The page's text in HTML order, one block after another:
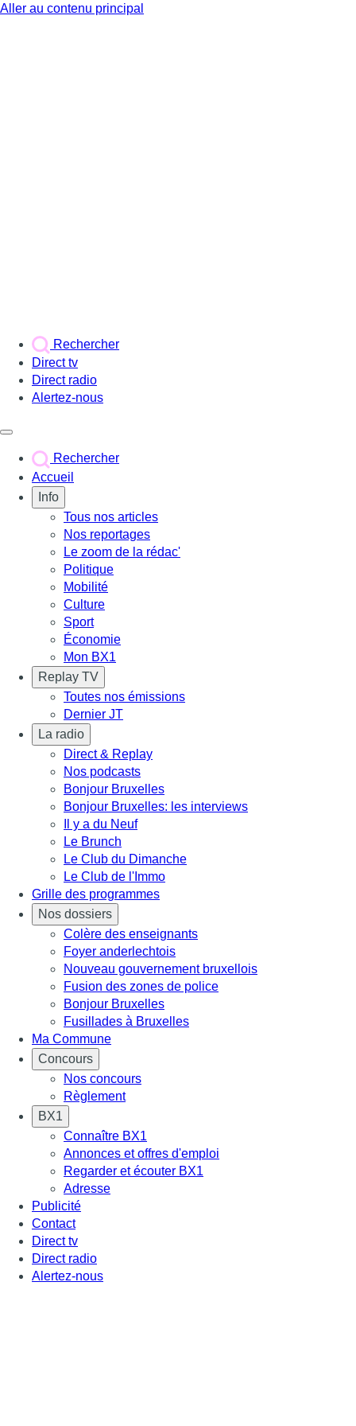
Aller au contenu principal
Rechercher
Direct tv
Direct radio
Alertez-nous
Rechercher
Accueil
Info
Tous nos articles
Nos reportages
Le zoom de la rédac'
Politique
Mobilité
Culture
Sport
Économie
Mon BX1
Replay TV
Toutes nos émissions
Dernier JT
La radio
Direct & Replay
Nos podcasts
Bonjour Bruxelles
Bonjour Bruxelles: les interviews
Il y a du Neuf
Le Brunch
Le Club du Dimanche
Le Club de l'Immo
Grille des programmes
Nos dossiers
Colère des enseignants
Foyer anderlechtois
Nouveau gouvernement bruxellois
Fusion des zones de police
Bonjour Bruxelles
Fusillades à Bruxelles
Ma Commune
Concours
Nos concours
Règlement
BX1
Connaître BX1
Annonces et offres d'emploi
Regarder et écouter BX1
Adresse
Publicité
Contact
Direct tv
Direct radio
Alertez-nous